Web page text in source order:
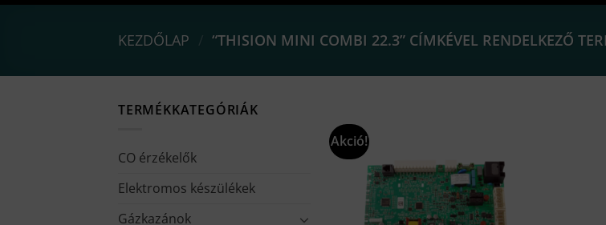
KEZDŐLAP / “THISION MINI COMBI 22.3” CÍMKÉVEL RENDELKEZŐ
TERMÉKKATEGÓRIÁK
CO érzékelők
Elektromos készülékek
Gázkazánok
Akció!